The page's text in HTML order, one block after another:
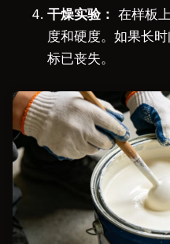
干燥实验： 在样板
度和硬度。如果长
标已丧失。